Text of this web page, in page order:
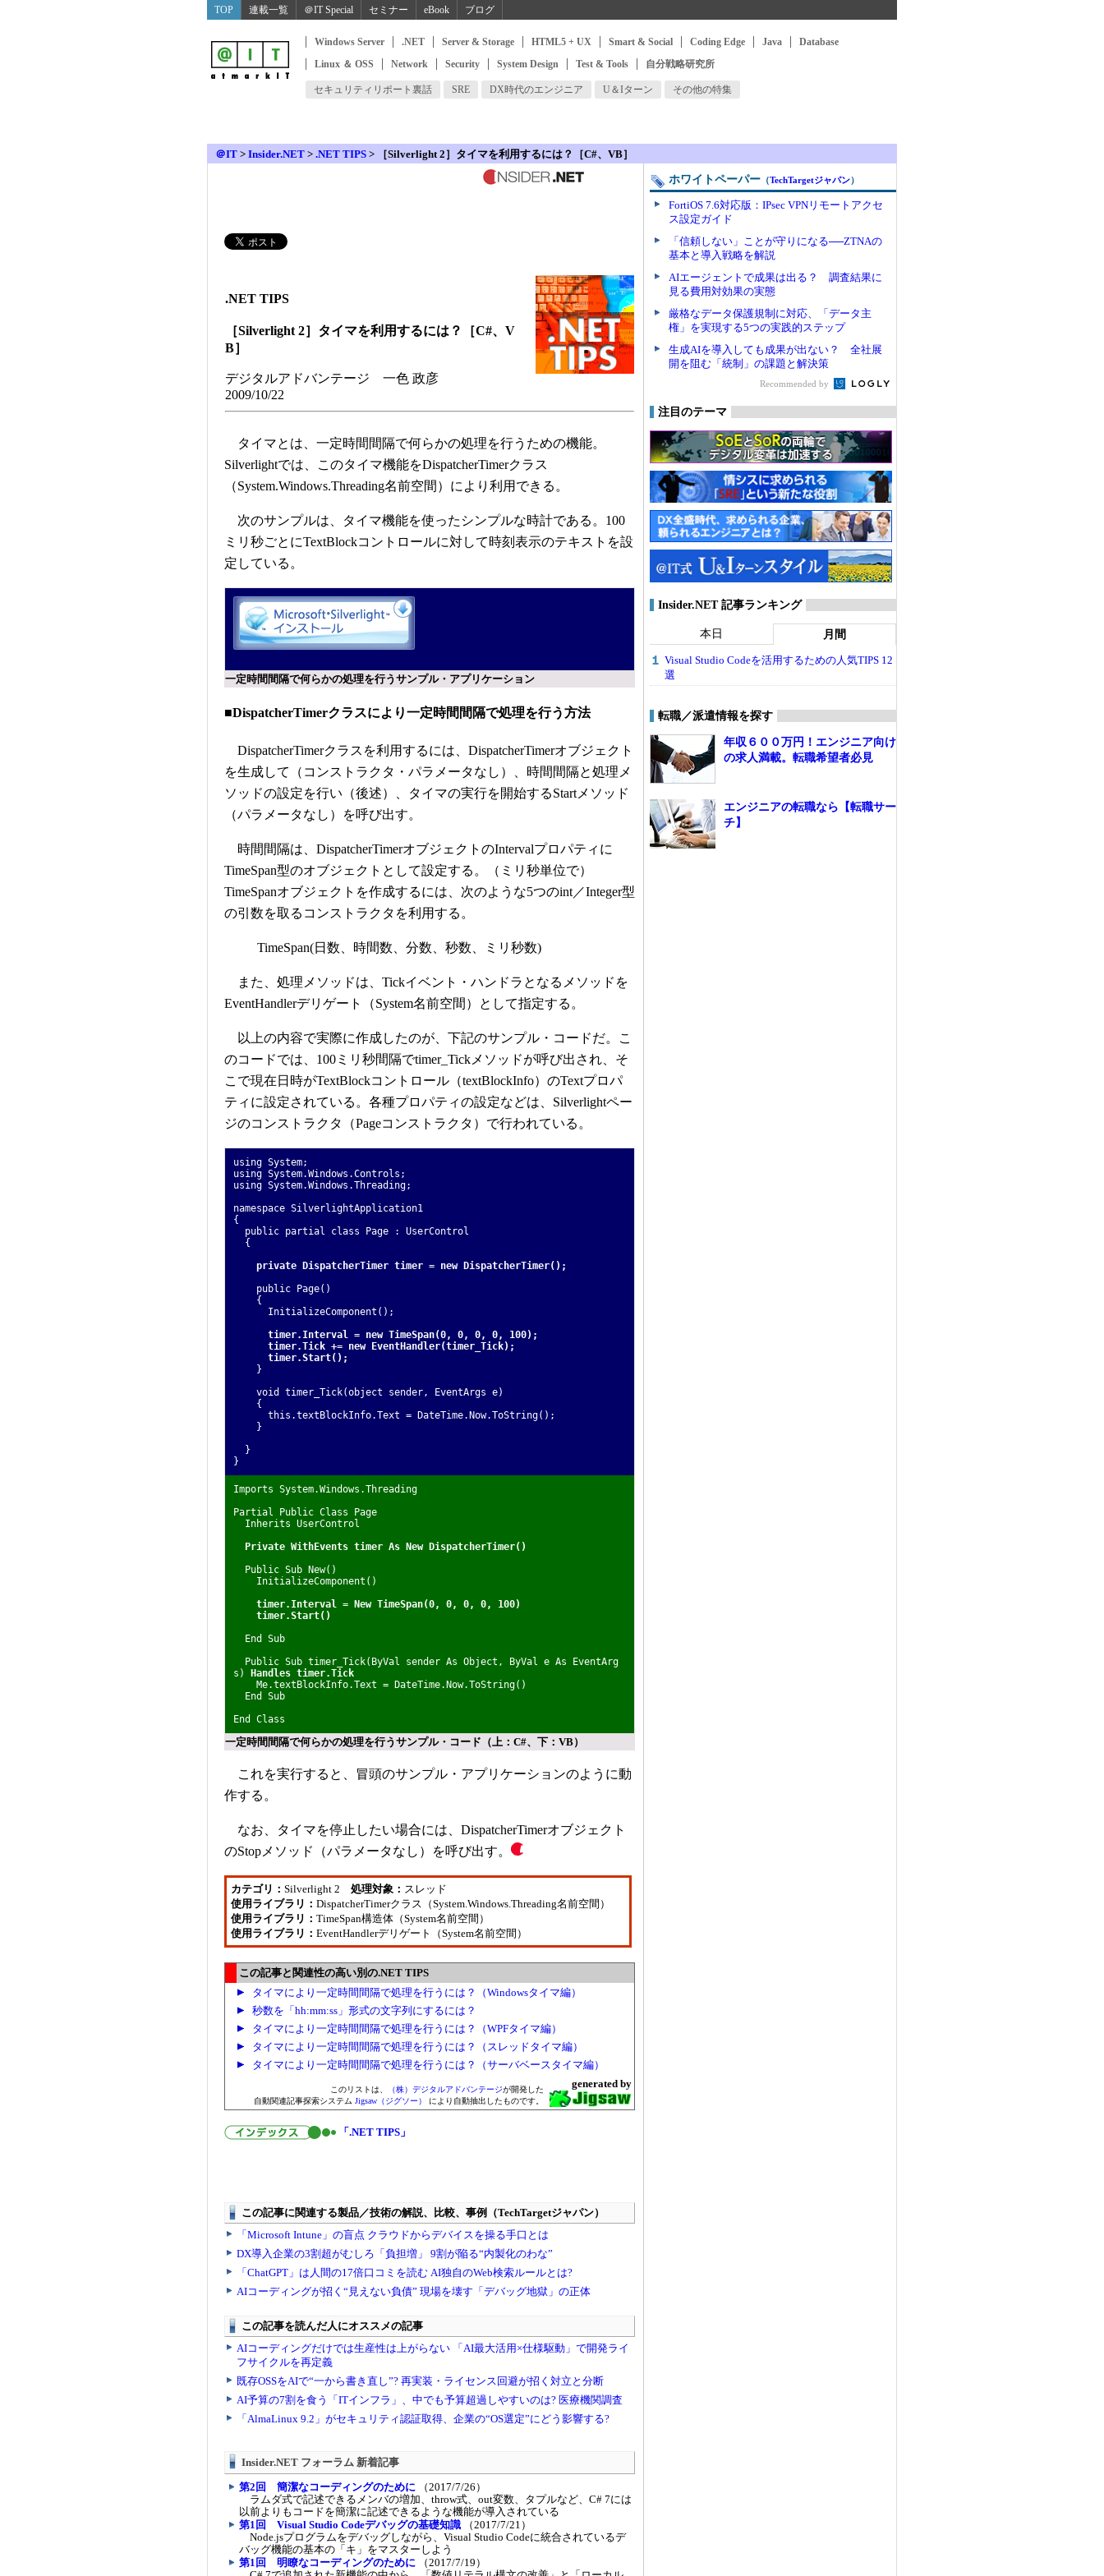
TOP 連載一覧 ＠IT Special セミナー eBook ブログ
Windows Server .NET Server & Storage HTML5 + UX Smart & Social Coding Edge Java
Database
Linux ＆ OSS
Network Security System Design Test & Tools 自分戦略研究所
セキュリティリポート裏話 SRE DX時代のエンジニア U＆Iターン その他の特集
＠IT > Insider.NET > .NET TIPS > ［Silverlight 2］タイマを利用するには？［C#、VB］
.NET TIPS
［Silverlight 2］タイマを利用するには？［C#、V
B］
デジタルアドバンテージ 一色 政彦
2009/10/22
タイマとは、一定時間間隔で何らかの処理を行うための機能。
Silverlightでは、このタイマ機能をDispatcherTimerクラス
（System.Windows.Threading名前空間）により利用できる。
次のサンプルは、タイマ機能を使ったシンプルな時計である。100
ミリ秒ごとにTextBlockコントロールに対して時刻表示のテキストを設
定している。
一定時間間隔で何らかの処理を行うサンプル・アプリケーション
■DispatcherTimerクラスにより一定時間間隔で処理を行う方法
DispatcherTimerクラスを利用するには、DispatcherTimerオブジェクト
を生成して（コンストラクタ・パラメータなし）、時間間隔と処理メ
ソッドの設定を行い（後述）、タイマの実行を開始するStartメソッド
（パラメータなし）を呼び出す。
時間間隔は、DispatcherTimerオブジェクトのIntervalプロパティに
TimeSpan型のオブジェクトとして設定する。（ミリ秒単位で）
TimeSpanオブジェクトを作成するには、次のような5つのint／Integer型
の引数を取るコンストラクタを利用する。
TimeSpan(日数、時間数、分数、秒数、ミリ秒数)
また、処理メソッドは、Tickイベント・ハンドラとなるメソッドを
EventHandlerデリゲート（System名前空間）として指定する。
以上の内容で実際に作成したのが、下記のサンプル・コードだ。こ
のコードでは、100ミリ秒間隔でtimer_Tickメソッドが呼び出され、そ
こで現在日時がTextBlockコントロール（textBlockInfo）のTextプロパ
ティに設定されている。各種プロパティの設定などは、Silverlightペー
ジのコンストラクタ（Pageコンストラクタ）で行われている。
using System;
using System.Windows.Controls;
using System.Windows.Threading;
namespace SilverlightApplication1
{
public partial class Page : UserControl
{
private DispatcherTimer timer = new DispatcherTimer();
public Page()
{
InitializeComponent();
timer.Interval = new TimeSpan(0, 0, 0, 0, 100);
timer.Tick += new EventHandler(timer_Tick);
timer.Start();
}
void timer_Tick(object sender, EventArgs e)
{
this.textBlockInfo.Text = DateTime.Now.ToString();
}
}
}
Imports System.Windows.Threading
Partial Public Class Page
Inherits UserControl
Private WithEvents timer As New DispatcherTimer()
Public Sub New()
InitializeComponent()
timer.Interval = New TimeSpan(0, 0, 0, 0, 100)
timer.Start()
End Sub
Public Sub timer_Tick(ByVal sender As Object, ByVal e As EventArg
s) Handles timer.Tick
Me.textBlockInfo.Text = DateTime.Now.ToString()
End Sub
End Class
一定時間間隔で何らかの処理を行うサンプル・コード（上：C#、下：VB）
これを実行すると、冒頭のサンプル・アプリケーションのように動
作する。
なお、タイマを停止したい場合には、DispatcherTimerオブジェクト
のStopメソッド（パラメータなし）を呼び出す。
カテゴリ： Silverlight 2 処理対象： スレッド
使用ライブラリ： DispatcherTimerクラス（System.Windows.Threading名前空間）
使用ライブラリ： TimeSpan構造体（System名前空間）
使用ライブラリ： EventHandlerデリゲート（System名前空間）
この記事と関連性の高い別の.NET TIPS
タイマにより一定時間間隔で処理を行うには？（Windowsタイマ編）
秒数を「hh:mm:ss」形式の文字列にするには？
タイマにより一定時間間隔で処理を行うには？（WPFタイマ編）
タイマにより一定時間間隔で処理を行うには？（スレッドタイマ編）
タイマにより一定時間間隔で処理を行うには？（サーバベースタイマ編）
このリストは、 （株）デジタルアドバンテージが開発した
自動関連記事探索システム Jigsaw（ジグソー） により自動抽出したものです。
generated by
「.NET TIPS」
Insider.NET フォーラム 新着記事
第2回 簡潔なコーディングのために （2017/7/26）
ラムダ式で記述できるメンバの増加、throw式、out変数、タプルなど、C# 7には
以前よりもコードを簡潔に記述できるような機能が導入されている
第1回 Visual Studio Codeデバッグの基礎知識 （2017/7/21）
Node.jsプログラムをデバッグしながら、Visual Studio Codeに統合されているデ
バッグ機能の基本の「キ」をマスターしよう
第1回 明瞭なコーディングのために （2017/7/19）
ホワイトペーパー （TechTargetジャパン）
FortiOS 7.6対応版：IPsec VPNリモートアクセ
ス設定ガイド
「信頼しない」ことが守りになる──ZTNAの
基本と導入戦略を解説
AIエージェントで成果は出る？ 調査結果に
見る費用対効果の実態
厳格なデータ保護規制に対応、「データ主
権」を実現する5つの実践的ステップ
生成AIを導入しても成果が出ない？ 全社展
開を阻む「統制」の課題と解決策
Recommended by
注目のテーマ
Insider.NET 記事ランキング
本日 月間
Visual Studio Codeを活用するための人気TIPS 12
選
転職／派遣情報を探す
年収６００万円！エンジニア向け
の求人満載。転職希望者必見
エンジニアの転職なら【転職サー
チ】